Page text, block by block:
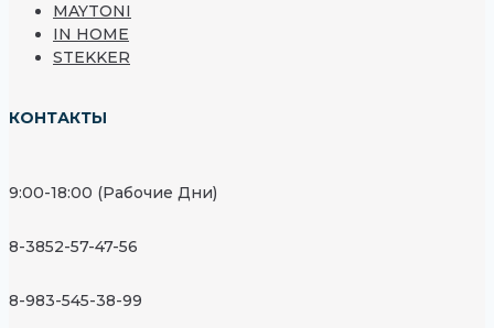
MAYTONI
IN HOME
STEKKER
КОНТАКТЫ
9:00-18:00 (Рабочие Дни)
8-3852-57-47-56
8-983-545-38-99